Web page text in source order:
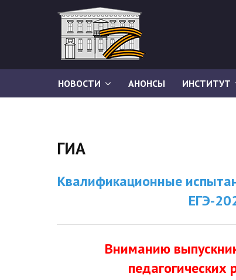
НОВОСТИ АНОНСЫ ИНСТИТУТ
ГИА
Квалификационные
ЕГЭ-
Вниманию
педагогических